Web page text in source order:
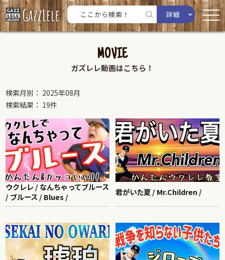
詳細
MOVIE
ガズレレ動画はこちら！
検索月別： 2025年08月
検索結果： 19件
ウクレレ / なんちゃってブルース
/ ブルース / Blues /
君がいた夏 / Mr.Children /